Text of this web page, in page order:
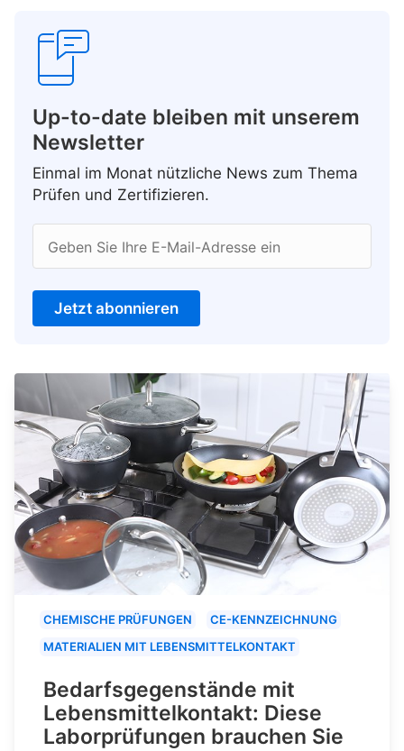
Up-to-date bleiben mit unserem
Newsletter
Einmal im Monat nützliche News zum Thema
Prüfen und Zertifizieren.
Geben Sie Ihre E-Mail-Adresse ein
Jetzt abonnieren
CHEMISCHE PRÜFUNGEN
CE-KENNZEICHNUNG
MATERIALIEN MIT LEBENSMITTELKONTAKT
Bedarfsgegenstände mit
Lebensmittelkontakt: Diese
Laborprüfungen brauchen Sie